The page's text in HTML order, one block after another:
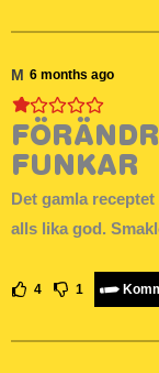
M 6 months ago
FUNKAR
Det gamla
alls lika god.
4 1